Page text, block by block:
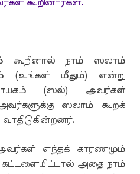
கூறினார்கள்.
கூறினால் நாம் ஸலாம்
(உங்கள் மீதும்) என்று
நாயகம் (ஸல்) அவர்கள்
அவர்களுக்கு ஸலாம் கூறக்
எந்தக் காரணமும்
கட்டளையிட்டால் அதை நாம்